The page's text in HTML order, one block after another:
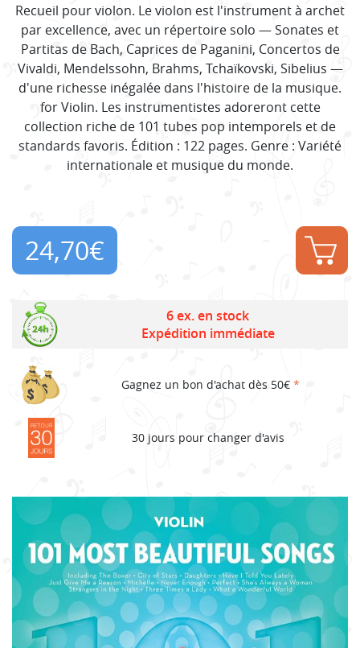
Recueil pour violon. Le violon est l'instrument à archet
par excellence, avec un répertoire solo — Sonates et
Partitas de Bach, Caprices de Paganini, Concertos de
Vivaldi, Mendelssohn, Brahms, Tchaïkovski, Sibelius —
d'une richesse inégalée dans l'histoire de la musique.
for Violin. Les instrumentistes adoreront cette
collection riche de 101 tubes pop intemporels et de
standards favoris. Édition : 122 pages. Genre : Variété
internationale et musique du monde.
24,70€
6 ex. en stock
Expédition immédiate
Gagnez un bon d'achat dès 50€ *
30 jours pour changer d'avis